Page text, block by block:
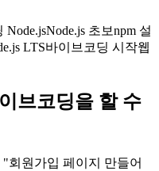
Node.jsNode.js 초보npm 설
LTS바이브코딩 시작웹
브코딩을 할 수
회원가입 페이지 만들어